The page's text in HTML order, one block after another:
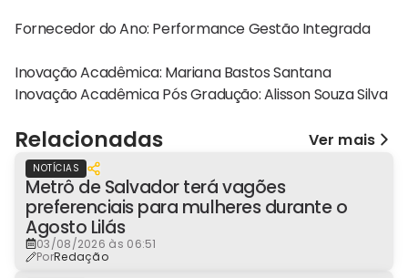
Fornecedor do Ano: Performance Gestão Integrada
Inovação Acadêmica: Mariana Bastos Santana
Inovação Acadêmica Pós Gradução: Alisson Souza Silva
Relacionadas Ver mais
NOTÍCIAS
Metrô de Salvador terá vagões
preferenciais para mulheres durante o
Agosto Lilás
03/08/2026 às 06:51
PorRedação